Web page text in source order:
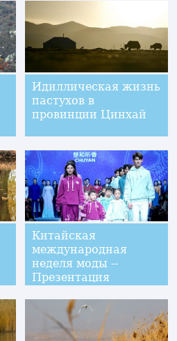
Идиллическая жизнь
пастухов в
провинции Цинхай
Китайская
международная
неделя моды --
Презентация
"Чухэтинсян" и
дизайнера Чу Янь